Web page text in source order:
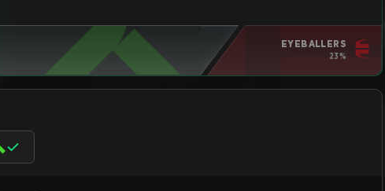
EYEBALLERS
23%